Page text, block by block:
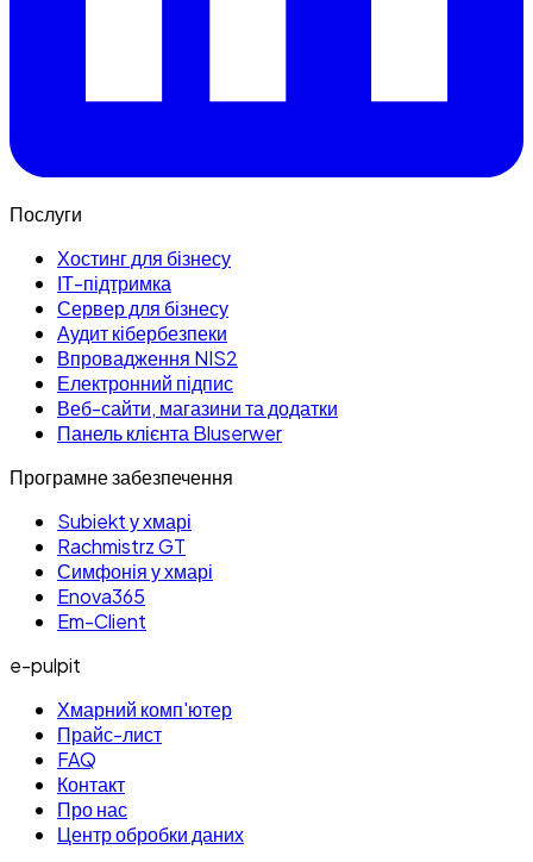
Послуги
Хостинг для бізнесу
ІТ-підтримка
Сервер для бізнесу
Аудит кібербезпеки
Впровадження NIS2
Електронний підпис
Веб-сайти, магазини та додатки
Панель клієнта Bluserwer
Програмне забезпечення
Subiekt у хмарі
Rachmistrz GT
Симфонія у хмарі
Enova365
Em-Client
e-pulpit
Хмарний комп'ютер
Прайс-лист
FAQ
Контакт
Про нас
Центр обробки даних